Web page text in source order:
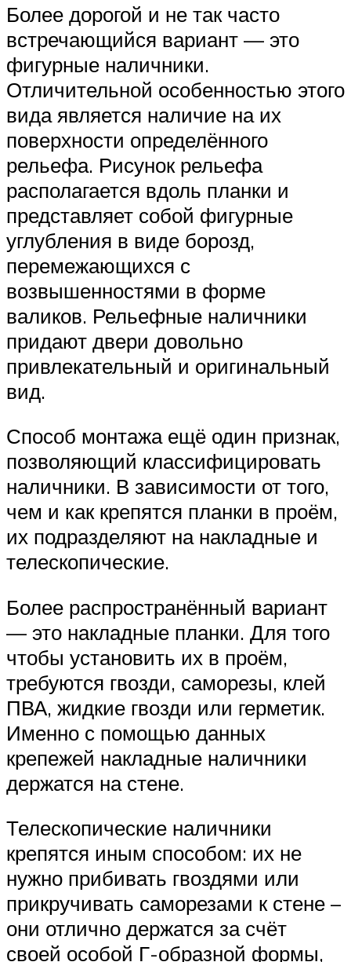
Более дорогой и не так часто
встречающийся вариант — это
фигурные наличники.
Отличительной особенностью этого
вида является наличие на их
поверхности определённого
рельефа. Рисунок рельефа
располагается вдоль планки и
представляет собой фигурные
углубления в виде борозд,
перемежающихся с
возвышенностями в форме
валиков. Рельефные наличники
придают двери довольно
привлекательный и оригинальный
вид.
Способ монтажа ещё один признак,
позволяющий классифицировать
наличники. В зависимости от того,
чем и как крепятся планки в проём,
их подразделяют на накладные и
телескопические.
Более распространённый вариант
— это накладные планки. Для того
чтобы установить их в проём,
требуются гвозди, саморезы, клей
ПВА, жидкие гвозди или герметик.
Именно с помощью данных
крепежей накладные наличники
держатся на стене.
Телескопические наличники
крепятся иным способом: их не
нужно прибивать гвоздями или
прикручивать саморезами к стене –
они отлично держатся за счёт
своей особой Г-образной формы,